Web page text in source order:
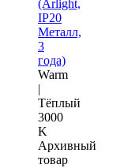
(Arlight,
IP20
Металл,
3
года)
Warm
|
Тёплый
3000
K
Архивный
товар